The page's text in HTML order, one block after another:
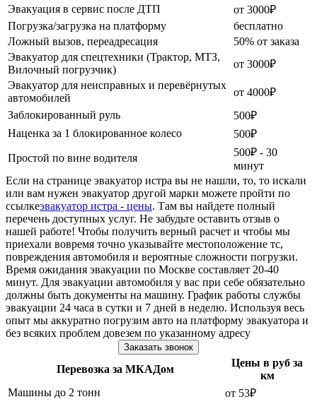
Эвакуация в сервис после ДТП
от 3000₽
Погрузка/загрузка на платформу
бесплатно
Ложный вызов, переадресация
50% от заказа
Эвакуатор для спецтехники (Трактор, МТЗ,
Вилочный погрузчик)
от 3000₽
Эвакуатор для неисправных и перевёрнутых
автомобилей
от 4000₽
Заблокированный руль
500₽
Наценка за 1 блокированное колесо
500₽
Простой по вине водителя
500₽ - 30
минут
Если на странице эвакуатор истра вы не нашли, то, то искали
или вам нужен эвакуатор другой марки можете пройти по
ссылкеэвакуатор истра - цены. Там вы найдете полный
перечень доступных услуг. Не забудьте оставить отзыв о
нашей работе! Чтобы получить верный расчет и чтобы мы
приехали вовремя точно указывайте местоположение тс,
повреждения автомобиля и вероятные сложности погрузки.
Время ожидания эвакуации по Москве составляет 20-40
минут. Для эвакуации автомобиля у вас при себе обязательно
должны быть документы на машину. График работы службы
эвакуации 24 часа в сутки и 7 дней в неделю. Используя весь
опыт мы аккуратно погрузим авто на платформу эвакуатора и
без всяких проблем довезем по указанному адресу
Заказать звонок
Перевозка за МКАДом
Цены в руб за
км
Машины до 2 тонн
от 53₽